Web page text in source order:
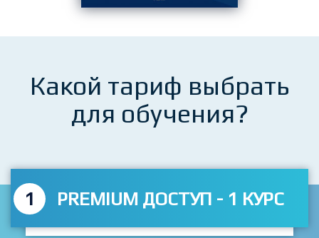
Какой тариф выбрать
для обучения?
1 PREMIUM ДОСТУП - 1 КУРС